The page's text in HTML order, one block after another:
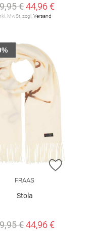
€44,96 €
MwSt. zzgl. Versand
HINZUFÜGEN
ZUR
FRAAS
Stola
€44,96 €